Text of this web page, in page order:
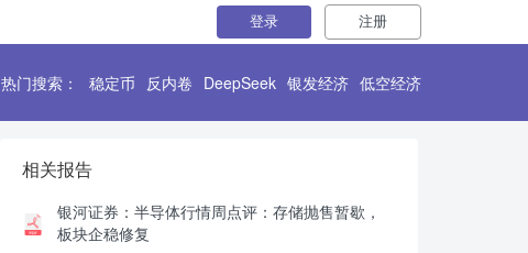
登录 注册
热门搜索： 稳定币 反内卷 DeepSeek 银发经济 低空经济
相关报告
银河证券： 半导体行情周点评：存储抛售暂歇，
板块企稳修复